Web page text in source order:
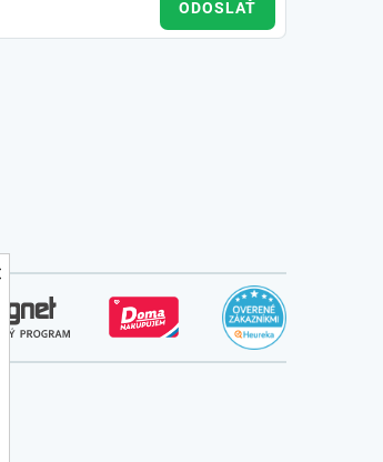
ODOSLAŤ